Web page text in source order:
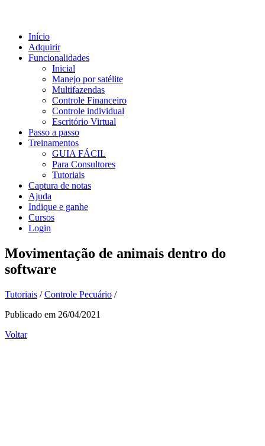
Início
Adquirir
Funcionalidades
Inicial
Manejo por satélite
Multifazendas
Controle Financeiro
Controle individual
Escritório Virtual
Passo a passo
Treinamentos
GUIA FÁCIL
Para Consultores
Tutoriais
Captura de notas
Ajuda
Indique e ganhe
Cursos
Login
Movimentação de animais dentro do
software
Tutoriais / Controle Pecuário /
Publicado em 26/04/2021
Voltar